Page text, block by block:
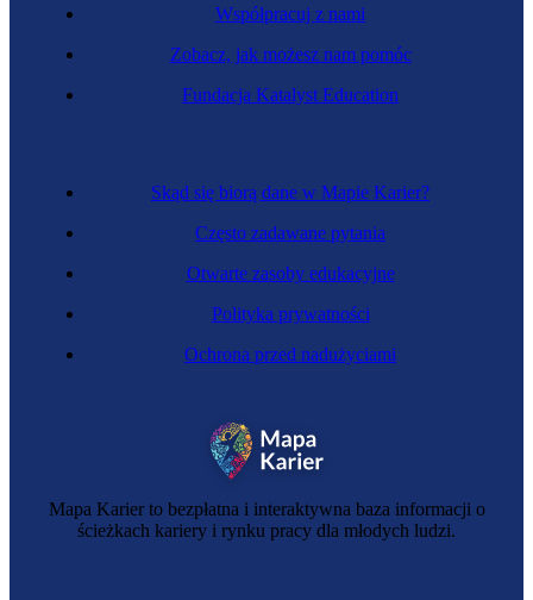
Mapa Karier to bezpłatna i interaktywna baza informacji o
ścieżkach kariery i rynku pracy dla młodych ludzi.
Skąd się biorą dane w Mapie Karier?
Często zadawane pytania
Otwarte zasoby edukacyjne
Polityka prywatności
Ochrona przed nadużyciami
Współpracuj z nami
Zobacz, jak możesz nam pomóc
Fundacja Katalyst Education